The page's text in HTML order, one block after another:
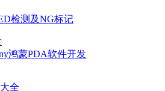
检测及NG标记
鸿蒙PDA软件开发
全